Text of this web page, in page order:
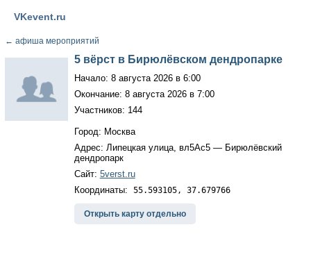
VKevent.ru
← афиша мероприятий
5 вёрст в Бирюлёвском дендропарке
Начало: 8 августа 2026 в 6:00
Окончание: 8 августа 2026 в 7:00
Участников: 144
Город: Москва
Адрес: Липецкая улица, вл5Ас5 — Бирюлёвский
дендропарк
Сайт: 5verst.ru
Координаты: 55.593105, 37.679766
Открыть карту отдельно